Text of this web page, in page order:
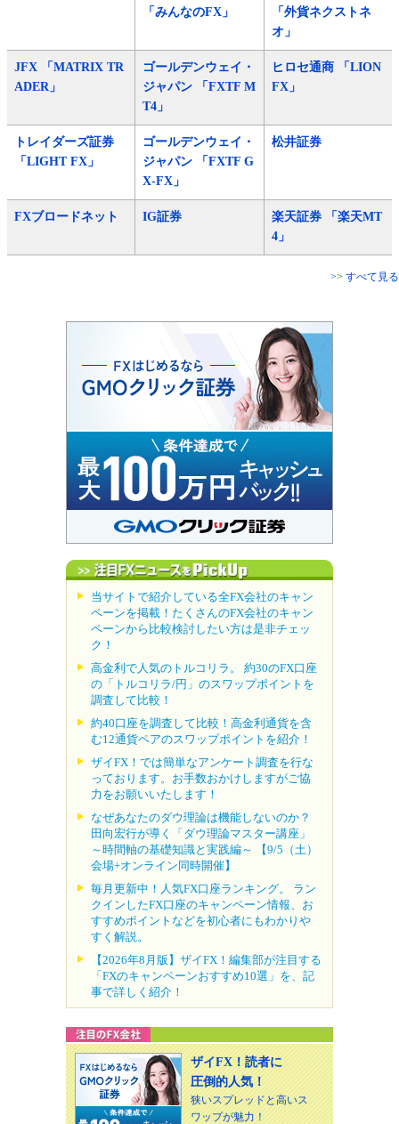
「みんなのFX」
「外貨ネクストネ
オ」
JFX 「MATRIX TR
ADER」
ゴールデンウェイ・
ジャパン 「FXTF M
T4」
ヒロセ通商 「LION
FX」
トレイダーズ証券
「LIGHT FX」
ゴールデンウェイ・
ジャパン 「FXTF G
X-FX」
松井証券
FXブロードネット IG証券
楽天証券 「楽天MT
4」
>> すべて見る
当サイトで紹介している全FX会社のキャン
ペーンを掲載！たくさんのFX会社のキャン
ペーンから比較検討したい方は是非チェッ
ク！
高金利で人気のトルコリラ。 約30のFX口座
の「トルコリラ/円」のスワップポイントを
調査して比較！
約40口座を調査して比較！高金利通貨を含
む12通貨ペアのスワップポイントを紹介！
ザイFX！では簡単なアンケート調査を行な
っております。お手数おかけしますがご協
力をお願いいたします！
なぜあなたのダウ理論は機能しないのか？
田向宏行が導く「ダウ理論マスター講座」
～時間軸の基礎知識と実践編～ 【9/5（土）
会場+オンライン同時開催】
毎月更新中！人気FX口座ランキング。 ラン
クインしたFX口座のキャンペーン情報、お
すすめポイントなどを初心者にもわかりや
すく解説。
【2026年8月版】ザイFX！編集部が注目する
「FXのキャンペーンおすすめ10選」を、記
事で詳しく紹介！
ザイFX！読者に
圧倒的人気！
狭いスプレッドと高いス
ワップが魅力！